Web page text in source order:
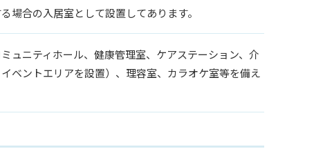
場合の入居室として設置してあります。
ュニティホール、健康管理室、ケアステーション、介
ベントエリアを設置）、理容室、カラオケ室等を備え